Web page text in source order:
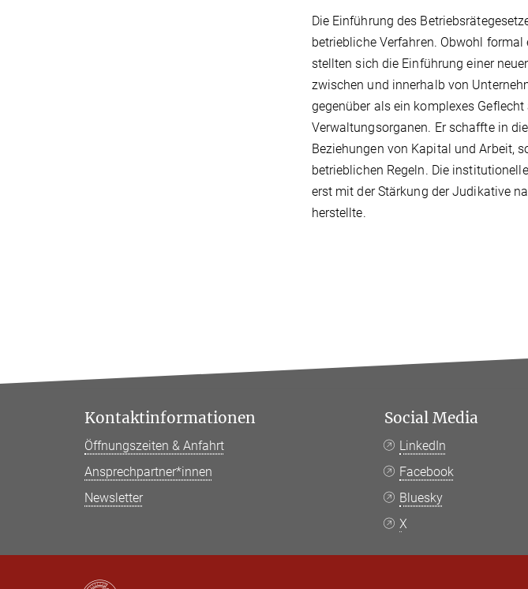
Die Einführung des
betriebliche Verfahren. Obwohl
stellten sich die Einführung einer
zwischen und innerhalb von
gegenüber als ein komplexes
Verwaltungsorganen. Er schaffte in
Beziehungen von Kapital und Arbeit,
betrieblichen Regeln. Die
erst mit der Stärkung der Judikative
herstellte.
Kontaktinformationen
Öffnungszeiten & Anfahrt
Ansprechpartner*innen
Newsletter
Social Media
LinkedIn
Facebook
Bluesky
X